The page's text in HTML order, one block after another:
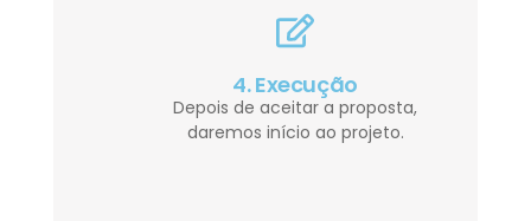
4. Execução
Depois de aceitar a proposta,
daremos início ao projeto.